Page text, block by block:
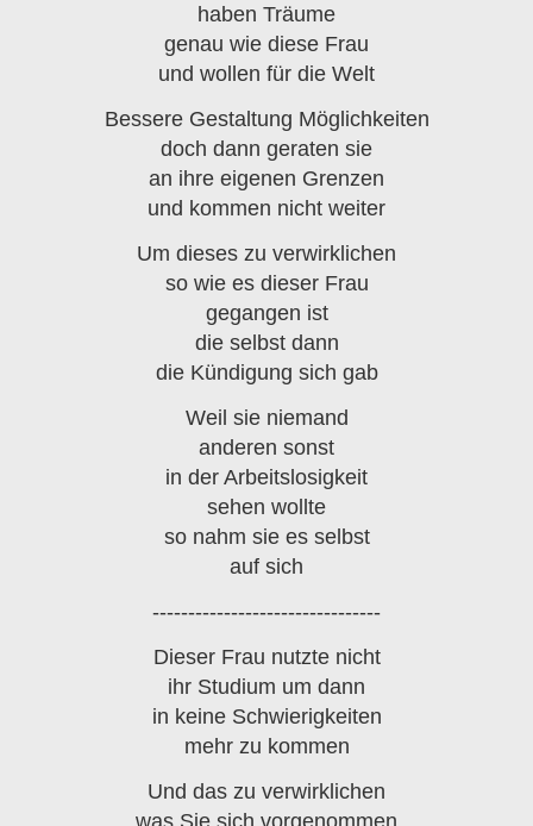
haben Träume
genau wie diese Frau
und wollen für die Welt
Bessere Gestaltung Möglichkeiten
doch dann geraten sie
an ihre eigenen Grenzen
und kommen nicht weiter
Um dieses zu verwirklichen
so wie es dieser Frau
gegangen ist
die selbst dann
die Kündigung sich gab
Weil sie niemand
anderen sonst
in der Arbeitslosigkeit
sehen wollte
so nahm sie es selbst
auf sich
--------------------------------
Dieser Frau nutzte nicht
ihr Studium um dann
in keine Schwierigkeiten
mehr zu kommen
Und das zu verwirklichen